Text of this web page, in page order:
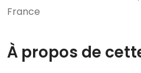
France
À propos de